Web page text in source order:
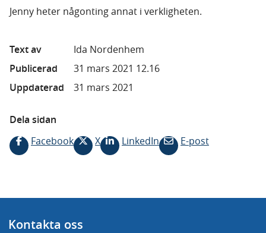
Jenny heter någonting annat i verkligheten.
Text av
Ida Nordenhem
Publicerad
31 mars 2021 12.16
Uppdaterad
31 mars 2021
Dela sidan
Facebook
X LinkedIn E-post
Kontakta oss